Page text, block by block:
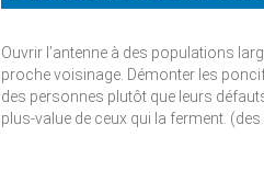
Ouvrir l’antenne à des populations
proche voisinage. Démonter les
des personnes plutôt que leurs
plus-value de ceux qui la ferment.